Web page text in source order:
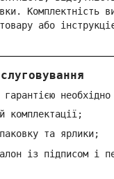
Комплектність
або
необхідно
комплектації;
та ярлики;
із підписом і